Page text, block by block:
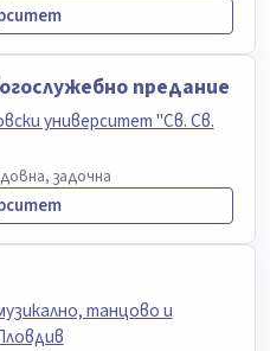
предание
университет "Св. Св.
задочна
танцово и